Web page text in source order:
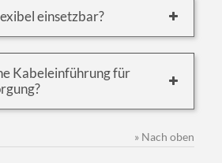
einsetzbar?
Kabeleinführung für
» Nach oben